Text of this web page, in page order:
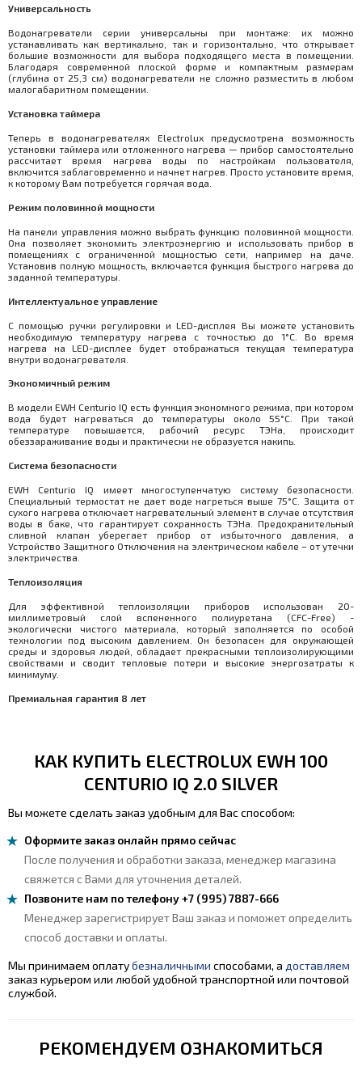
Универсальность
Водонагреватели серии универсальны при монтаже: их можно
устанавливать как вертикально, так и горизонтально, что открывает
большие возможности для выбора подходящего места в помещении.
Благодаря современной плоской форме и компактным размерам
(глубина от 25,3 см) водонагреватели не сложно разместить в любом
малогабаритном помещении.
Установка таймера
Теперь в водонагревателях Electrolux предусмотрена возможность
установки таймера или отложенного нагрева — прибор самостоятельно
рассчитает время нагрева воды по настройкам пользователя,
включится заблаговременно и начнет нагрев. Просто установите время,
к которому Вам потребуется горячая вода.
Режим половинной мощности
На панели управления можно выбрать функцию половинной мощности.
Она позволяет экономить электроэнергию и использовать прибор в
помещениях с ограниченной мощностью сети, например на даче.
Установив полную мощность, включается функция быстрого нагрева до
заданной температуры.
Интеллектуальное управление
С помощью ручки регулировки и LED-дисплея Вы можете установить
необходимую температуру нагрева с точностью до 1°C. Во время
нагрева на LED-дисплее будет отображаться текущая температура
внутри водонагревателя.
Экономичный режим
В модели EWH Centurio IQ есть функция экономного режима, при котором
вода будет нагреваться до температуры около 55°С. При такой
температуре повышается, рабочий ресурс ТЭНа, происходит
обеззараживание воды и практически не образуется накипь.
Система безопасности
EWH Centurio IQ имеет многоступенчатую систему безопасности.
Специальный термостат не дает воде нагреться выше 75°C. Защита от
сухого нагрева отключает нагревательный элемент в случае отсутствия
воды в баке, что гарантирует сохранность ТЭНа. Предохранительный
сливной клапан уберегает прибор от избыточного давления, а
Устройство Защитного Отключения на электрическом кабеле – от утечки
электричества.
Теплоизоляция
Для эффективной теплоизоляции приборов использован 20-
миллиметровый слой вспененного полиуретана (CFC-Free) -
экологически чистого материала, который заполняется по особой
технологии под высоким давлением. Он безопасен для окружающей
среды и здоровья людей, обладает прекрасными теплоизолирующими
свойствами и сводит тепловые потери и высокие энергозатраты к
минимуму.
Премиальная гарантия 8 лет
КАК КУПИТЬ ELECTROLUX EWH 100
CENTURIO IQ 2.0 SILVER
Вы можете сделать заказ удобным для Вас способом:
Оформите заказ онлайн прямо сейчас
После получения и обработки заказа, менеджер магазина
свяжется с Вами для уточнения деталей.
Позвоните нам по телефону +7 (995) 7887-666
Менеджер зарегистрирует Ваш заказ и поможет определить
способ доставки и оплаты.
Мы принимаем оплатубезналичными способами, а доставляем
заказ курьером или любой удобной транспортной или почтовой
службой.
РЕКОМЕНДУЕМ ОЗНАКОМИТЬСЯ